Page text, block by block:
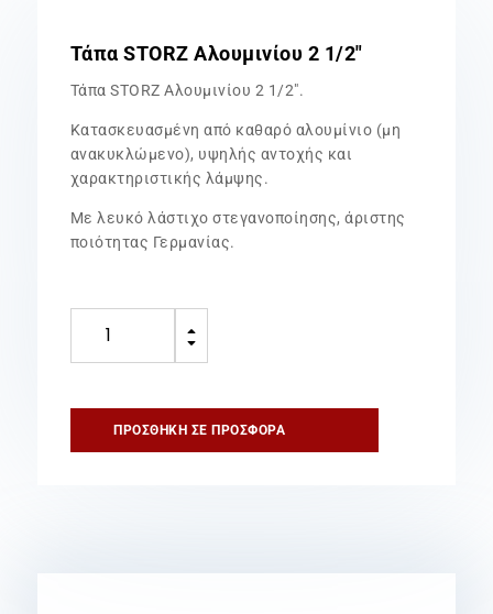
Τάπα STORZ Αλουμινίου 2 1/2″
Τάπα STORZ Αλουμινίου 2 1/2″.
Kατασκευασμένη από καθαρό αλουμίνιο (μη
ανακυκλώμενο), υψηλής αντοχής και
χαρακτηριστικής λάμψης.
Με λευκό λάστιχο στεγανοποίησης, άριστης
ποιότητας Γερμανίας.
STORZ
B
C
ΠΡΟΣΘΉΚΗ ΣΕ ΠΡΟΣΦΟΡΆ